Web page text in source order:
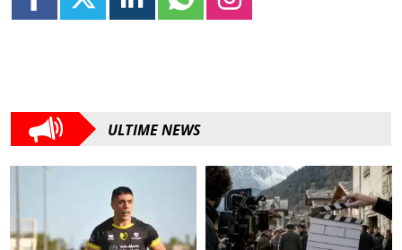
ULTIME NEWS